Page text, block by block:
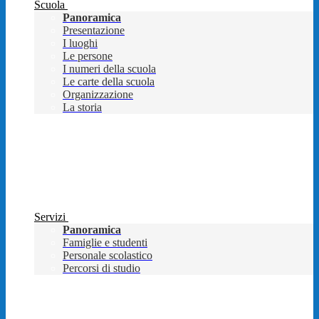
Scuola
Panoramica
Presentazione
I luoghi
Le persone
I numeri della scuola
Le carte della scuola
Organizzazione
La storia
Servizi
Panoramica
Famiglie e studenti
Personale scolastico
Percorsi di studio